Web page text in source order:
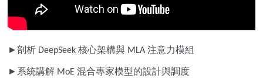
►剖析 DeepSeek 核心架構與 MLA 注意力模組
► 系統講解 MoE 混合專家模型的設計與調度